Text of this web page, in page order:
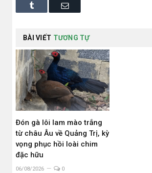
Tumblr Email
BÀI VIẾT TƯƠNG TỰ
Đón gà lôi lam mào trắng
từ châu Âu về Quảng Trị, kỳ
vọng phục hồi loài chim
đặc hữu
06/08/2026 0